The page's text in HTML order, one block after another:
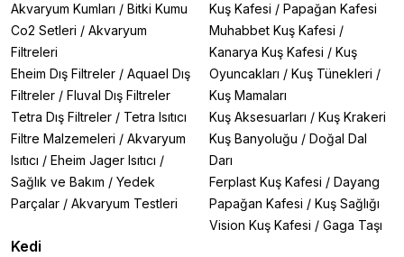
Akvaryum Kumları / Bitki Kumu
Co2 Setleri / Akvaryum
Filtreleri
Eheim Dış Filtreler / Aquael Dış
Filtreler / Fluval Dış Filtreler
Tetra Dış Filtreler / Tetra Isıtıcı
Filtre Malzemeleri / Akvaryum
Isıtıcı / Eheim Jager Isıtıcı /
Sağlık ve Bakım / Yedek
Parçalar / Akvaryum Testleri
Kedi
Kuş Kafesi / Papağan Kafesi
Muhabbet Kuş Kafesi /
Kanarya Kuş Kafesi / Kuş
Oyuncakları / Kuş Tünekleri /
Kuş Mamaları
Kuş Aksesuarları / Kuş Krakeri
Kuş Banyoluğu / Doğal Dal
Darı
Ferplast Kuş Kafesi / Dayang
Papağan Kafesi / Kuş Sağlığı
Vision Kuş Kafesi / Gaga Taşı